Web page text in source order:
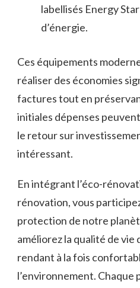
labellisés Energy
d’énergie.
Ces équipements
réaliser des économies
factures tout en
initiales dépenses
le retour sur
intéressant.
En intégrant l’éco-
rénovation, vous
protection de notre
améliorez la qualité de vie
rendant à la fois
l’environnement.